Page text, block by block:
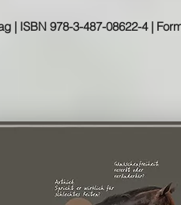
| ISBN 978-3-487-08622-4 |